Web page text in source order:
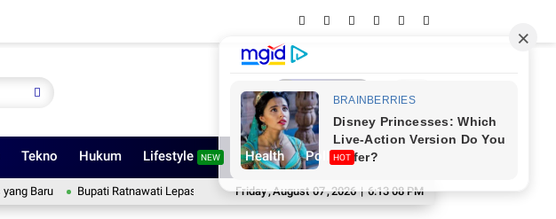
Network
Tekno Hukum Lifestyle NEW Health Poll HOT
Friday,August 07,2026|6:13 09 PM
Bupati Ratnawati Lepas Kontingen Sinjai ke Jamnas XII, Pesannya Sungguh Menggugah Hati Bupati